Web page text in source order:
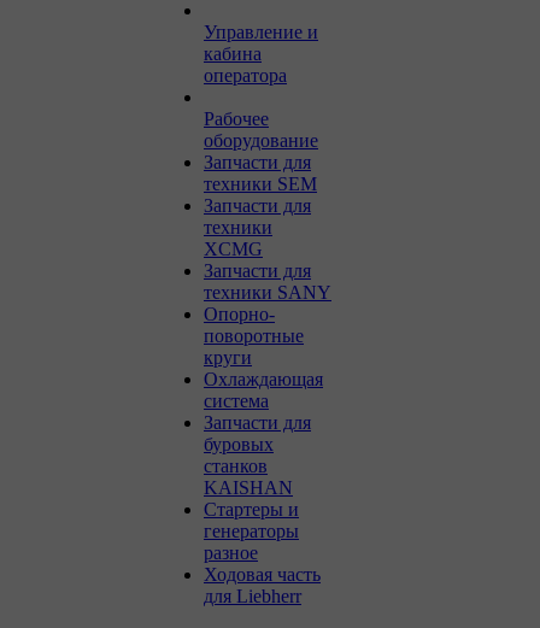
Управление и
кабина
оператора
Рабочее
оборудование
Запчасти для
техники SEM
Запчасти для
техники
XCMG
Запчасти для
техники SANY
Опорно-
поворотные
круги
Охлаждающая
система
Запчасти для
буровых
станков
KAISHAN
Стартеры и
генераторы
разное
Ходовая часть
для Liebherr